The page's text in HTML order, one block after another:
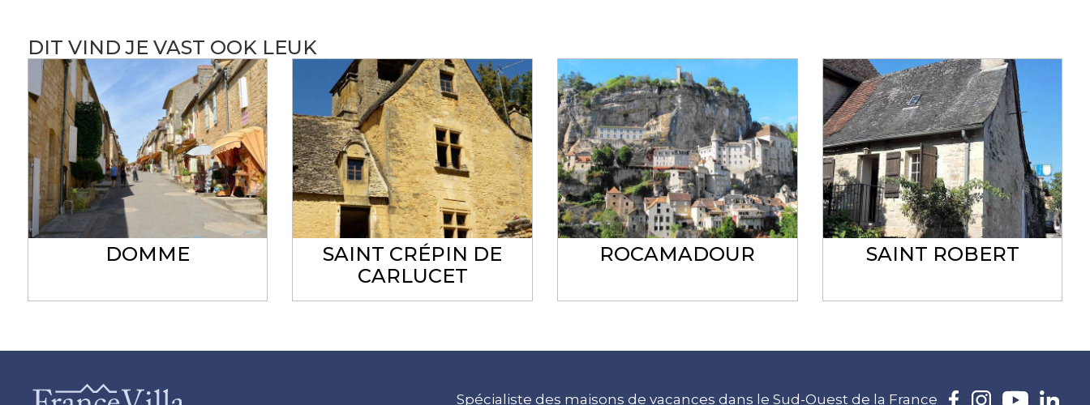
DIT VIND JE VAST OOK LEUK
DOMME
SAINT CRÉPIN DE
CARLUCET
ROCAMADOUR SAINT ROBERT
Spécialiste des maisons de vacances dans le Sud-Ouest de la France